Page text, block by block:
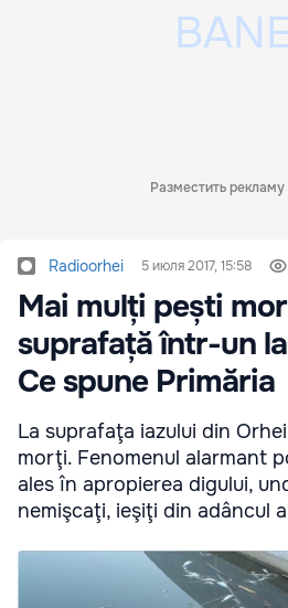
Разместить рекламу
Radioorhei 5 июля 2017, 15:58
Mai mulți pești
suprafață într-un
Ce spune Primăria
La suprafaţa iazului din
morţi. Fenomenul alarmant
ales în apropierea digului,
nemişcaţi, ieşiţi din adâncul